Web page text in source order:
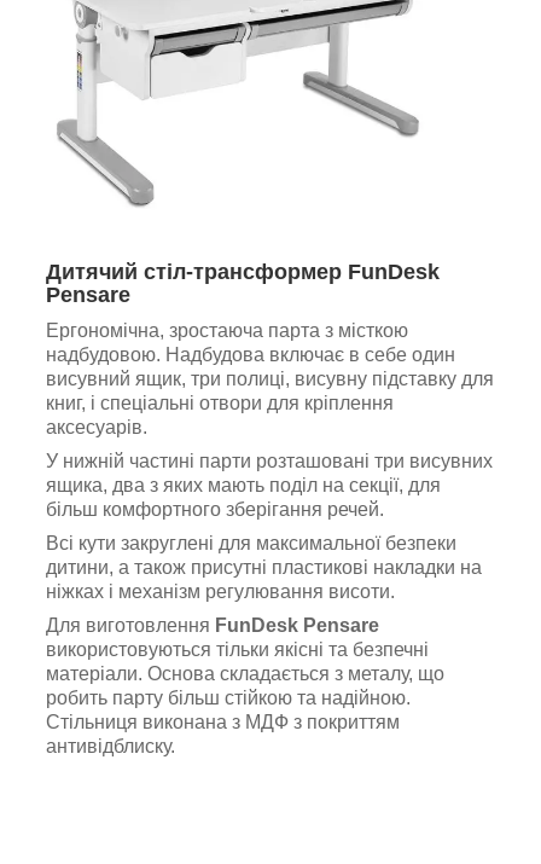
Дитячий стіл-трансформер FunDesk
Pensare
Ергономічна, зростаюча парта з місткою
надбудовою. Надбудова включає в себе один
висувний ящик, три полиці, висувну підставку для
книг, і спеціальні отвори для кріплення
аксесуарів.
У нижній частині парти розташовані три висувних
ящика, два з яких мають поділ на секції, для
більш комфортного зберігання речей.
Всі кути закруглені для максимальної безпеки
дитини, а також присутні пластикові накладки на
ніжках і механізм регулювання висоти.
Для виготовлення FunDesk Pensare
використовуються тільки якісні та безпечні
матеріали. Основа складається з металу, що
робить парту більш стійкою та надійною.
Стільниця виконана з МДФ з покриттям
антивідблиску.